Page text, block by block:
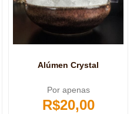
Alúmen Crystal
Por apenas
R$20,00